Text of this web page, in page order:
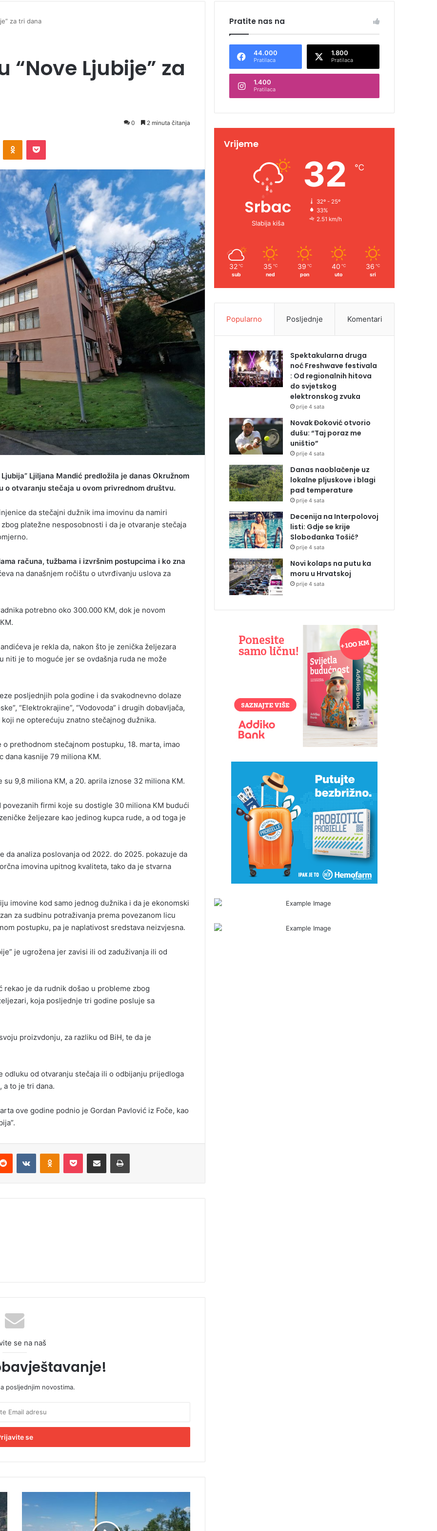
za tri dana
Ljubije” za
0 2 minuta čitanja
Ljiljana Mandić predložila je danas Okružnom
o otvaranju stečaja u ovom privrednom društvu.
da stečajni dužnik ima imovinu da namiri
platežne nesposobnosti i da je otvaranje stečaja
računa, tužbama i izvršnim postupcima i ko zna
na današnjem ročištu o utvrđivanju uslova za
potrebno oko 300.000 КM, dok je novom
je rekla da, nakon što je zenička željezara
niti je to moguće jer se ovdašnja ruda ne može
posljednjih pola godine i da svakodnevno dolaze
“Elektrokrajine”, “Vodovoda” i drugih dobavljača,
ne opterećuju znatno stečajnog dužnika.
prethodnom stečajnom postupku, 18. marta, imao
dana kasnije 79 miliona КM.
9,8 miliona КM, a 20. aprila iznose 32 miliona КM.
povezanih firmi koje su dostigle 30 miliona КM budući
željezare kao jedinog kupca rude, a od toga je
analiza poslovanja od 2022. do 2025. pokazuje da
imovina upitnog kvaliteta, tako da je stvarna
imovine kod samo jednog dužnika i da je ekonomski
za sudbinu potraživanja prema povezanom licu
postupku, pa je naplativost sredstava neizvjesna.
je ugrožena jer zavisi ili od zaduživanja ili od
rekao je da rudnik došao u probleme zbog
koja posljednje tri godine posluje sa
proizvdonju, za razliku od BiH, te da je
odluku od otvaranju stečaja ili o odbijanju prijedloga
a to je tri dana.
ove godine podnio je Gordan Pavlović iz Foče, kao
se na naš
posljednjim novostima.
p
Pratite nas na
44.000
Pratilaca
1.800
Pratilaca
1.400
Pratilaca
Vrijeme
Srbac
Slabija kiša
32 ℃
32º - 25º
33%
2.51 km/h
32 ℃
sub
35 ℃
ned
39 ℃
pon
40 ℃
uto
36 ℃
sri
Popularno Posljednje Komentari
Spektakularna druga
noć Freshwave festivala
: Od regionalnih hitova
do svjetskog
elektronskog zvuka
prije 4 sata
Novak Đoković otvorio
dušu: “Taj poraz me
uništio”
prije 4 sata
Danas naoblačenje uz
lokalne pljuskove i blagi
pad temperature
prije 4 sata
Decenija na Interpolovoj
listi: Gdje se krije
Slobodanka Tošić?
prije 4 sata
Novi kolaps na putu ka
moru u Hrvatskoj
prije 4 sata